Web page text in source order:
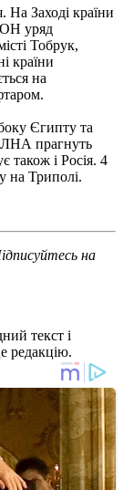
На Заході країни
уряд
Тобрук,
країни
на
Єгипту та
ЛНА прагнуть
також і Росія. 4
на Триполі.
на
текст і
редакцію.